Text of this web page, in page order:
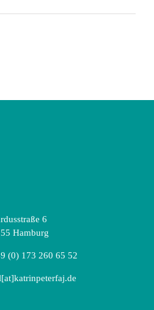
6
Hamburg
(0) 173 260 65 52